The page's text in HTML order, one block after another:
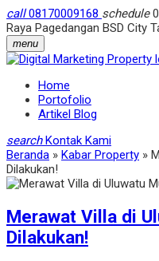
call08170009168 schedule
Raya Pagedangan BSD City
menu
Home
Portofolio
Artikel Blog
search Kontak Kami
Beranda » Kabar Property »
Dilakukan!
Merawat Villa di
Dilakukan!